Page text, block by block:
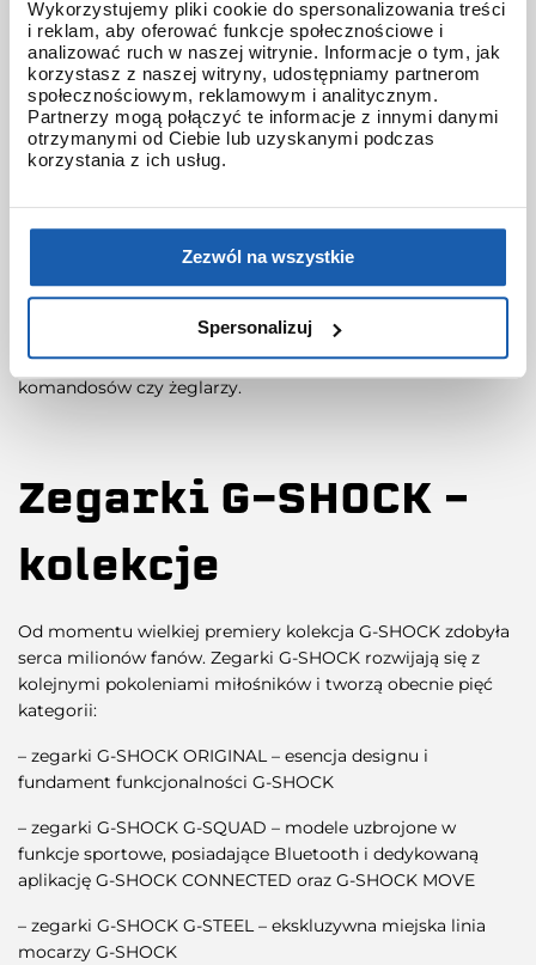
Wykorzystujemy pliki cookie do spersonalizowania treści
i reklam, aby oferować funkcje społecznościowe i
analizować ruch w naszej witrynie. Informacje o tym, jak
korzystasz z naszej witryny, udostępniamy partnerom
społecznościowym, reklamowym i analitycznym.
Partnerzy mogą połączyć te informacje z innymi danymi
otrzymanymi od Ciebie lub uzyskanymi podczas
korzystania z ich usług.
Zezwól na wszystkie
Spersonalizuj
G-SHOCK?
Odporne na wstrząsy i siły odśrodkowe – pierwsze zegarki
G-SHOCK charakteryzowała unikalna koperta, która
perfekcyjnie chroniła moduł przed wszelkimi wstrząsami!
Do dziś w kolekcji G-SHOCK znajdziemy kolejne pokolenia
Wodoszczelność – Zegarki G-SHOCK są wodoszczelne w
standardzie do 200m
Wyjątkowe funkcje – kolekcje GSHOCK projektowane są z
myślą o różnych dyscyplinach sportu czy aktywności. Ich
funkcje odpowiadają m.in. potrzebom pilotów, nurków,
komandosów czy żeglarzy.
Zegarki G-SHOCK –
kolekcje
Od momentu wielkiej premiery kolekcja G-SHOCK zdobyła
serca milionów fanów. Zegarki G-SHOCK rozwijają się z
kolejnymi pokoleniami miłośników i tworzą obecnie pięć
kategorii:
– zegarki G-SHOCK ORIGINAL – esencja designu i
fundament funkcjonalności G-SHOCK
– zegarki G-SHOCK G-SQUAD – modele uzbrojone w
funkcje sportowe, posiadające Bluetooth i dedykowaną
aplikację G-SHOCK CONNECTED oraz G-SHOCK MOVE
– zegarki G-SHOCK G-STEEL – ekskluzywna miejska linia
mocarzy G-SHOCK